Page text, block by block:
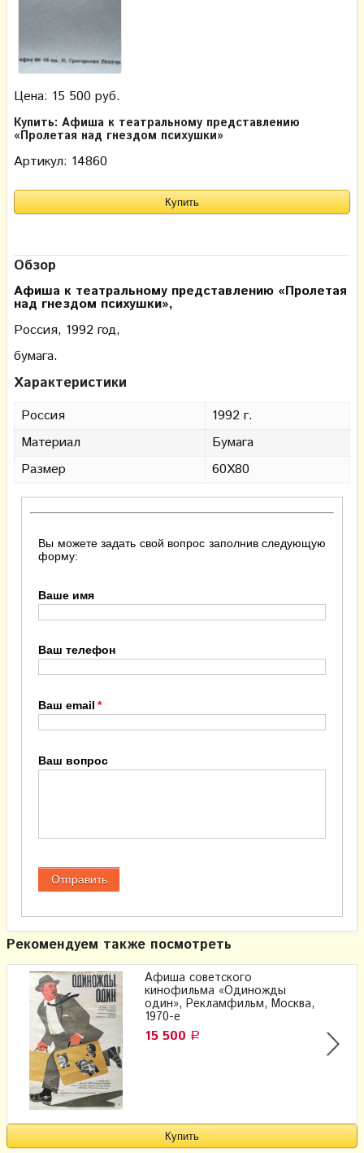
Цена: 15 500 руб.
Купить: Афиша к театральному представлению
«Пролетая над гнездом психушки»
Артикул: 14860
Обзор
Афиша к театральному представлению «Пролетая
над гнездом психушки»,
Россия, 1992 год,
бумага.
Характеристики
Россия
1992 г.
Материал
Бумага
Размер
60Х80
Вы можете задать свой вопрос заполнив следующую
форму:
Ваше имя
Ваш телефон
Ваш email
Ваш вопрос
Рекомендуем также посмотреть
Афиша советского
кинофильма «Одиножды
один», Рекламфильм, Москва,
1970-е
15 500 Р